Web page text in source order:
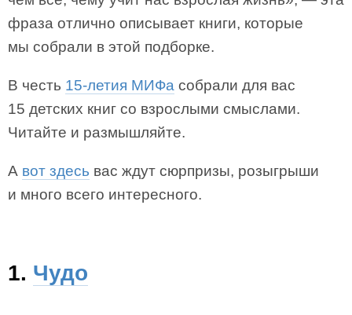
фраза отлично описывает книги, которые
мы собрали в этой подборке.
В честь 15-летия МИФа собрали для вас
15 детских книг со взрослыми смыслами.
Читайте и размышляйте.
А вот здесь вас ждут сюрпризы, розыгрыши
и много всего интересного.
1. Чудо